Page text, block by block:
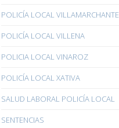
POLICÍA LOCAL VILLAMARCHANTE
POLICÍA LOCAL VILLENA
POLICIA LOCAL VINAROZ
POLICÍA LOCAL XATIVA
SALUD LABORAL POLICÍA LOCAL
SENTENCIAS